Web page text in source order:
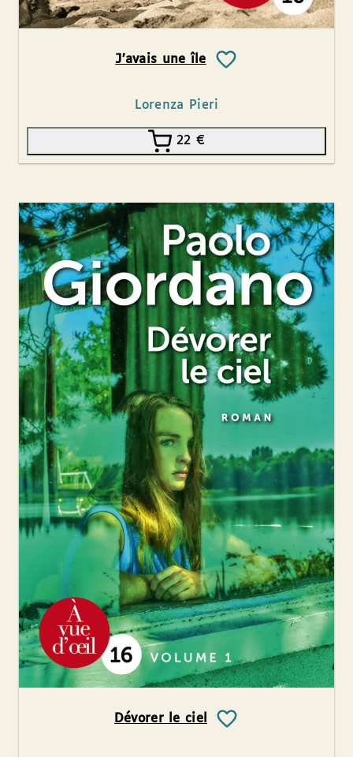
J’avais une île
Lorenza Pieri
22 €
Dévorer le ciel